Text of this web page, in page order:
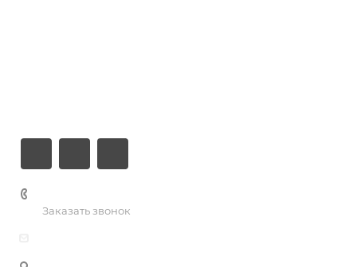
Заказать звонок